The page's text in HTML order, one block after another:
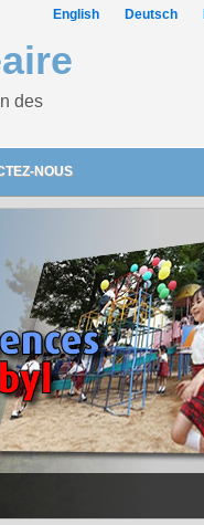
English Deutsch
des
NOUS